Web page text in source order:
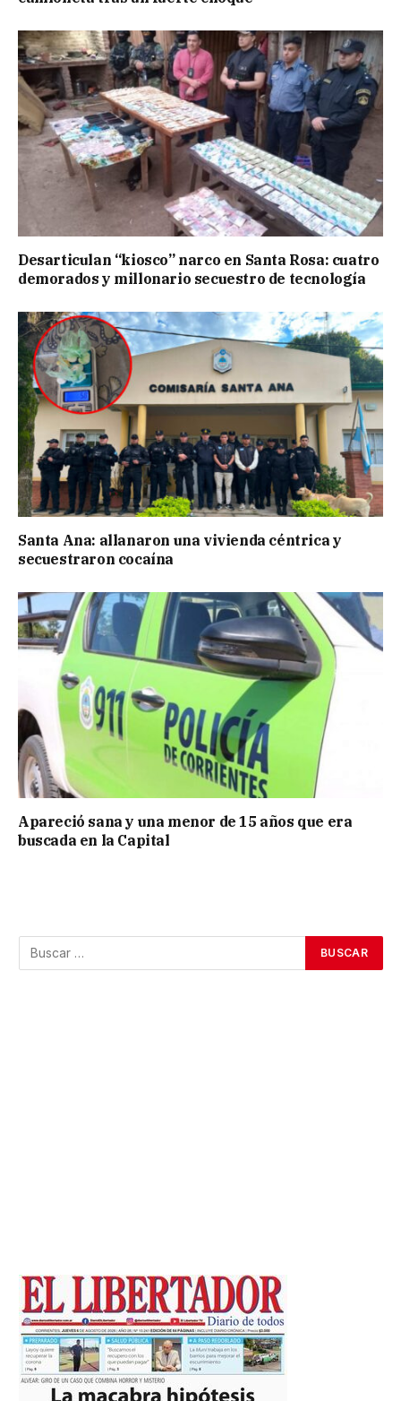
Desarticulan “kiosco” narco en Santa Rosa: cuatro
demorados y millonario secuestro de tecnología
Santa Ana: allanaron una vivienda céntrica y
secuestraron cocaína
Apareció sana y una menor de 15 años que era
buscada en la Capital